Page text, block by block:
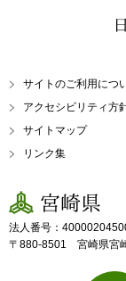
サイトのご利用につ
アクセシビリティ方
サイトマップ
リンク集
宮崎県
法人番号：
〒880-8501 宮崎県宮